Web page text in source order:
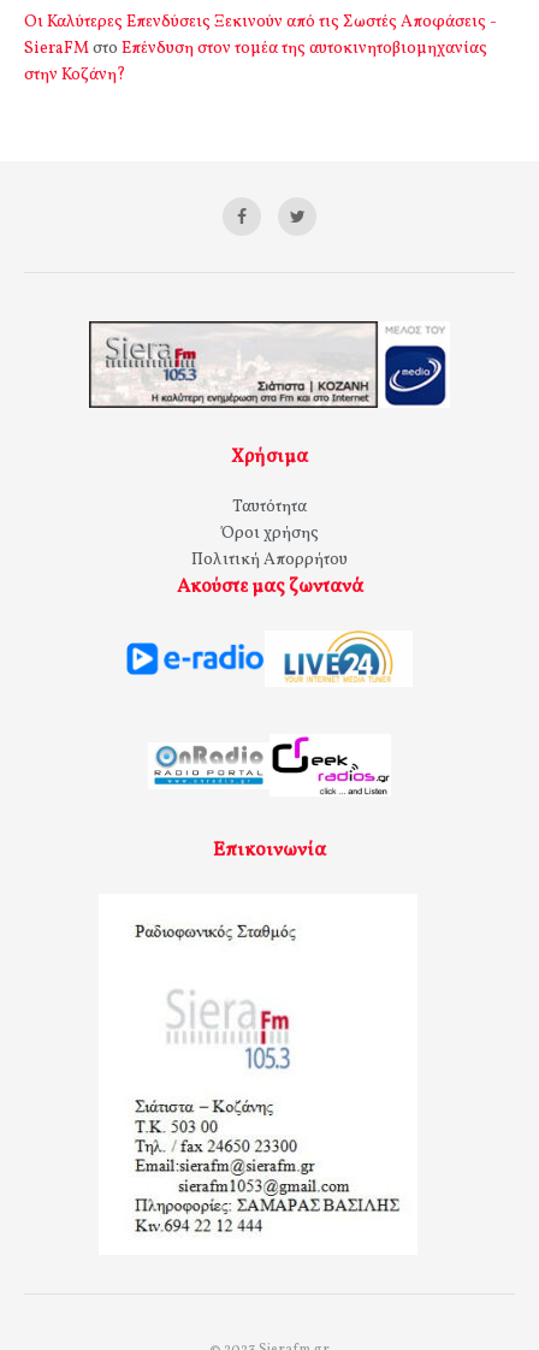
Οι Καλύτερες Επενδύσεις Ξεκινούν από τις Σωστές Αποφάσεις -
SieraFMστο Επένδυση στον τομέα της αυτοκινητοβιομηχανίας
στην Κοζάνη?
Χρήσιμα
Ταυτότητα
Όροι χρήσης
Πολιτική Απορρήτου
Ακούστε μας ζωντανά
Επικοινωνία